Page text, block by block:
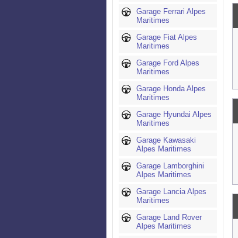
Garage Ferrari Alpes
Maritimes
Garage Fiat Alpes
Maritimes
Garage Ford Alpes
Maritimes
Garage Honda Alpes
Maritimes
Garage Hyundai Alpes
Maritimes
Garage Kawasaki
Alpes Maritimes
Garage Lamborghini
Alpes Maritimes
Garage Lancia Alpes
Maritimes
Garage Land Rover
Alpes Maritimes